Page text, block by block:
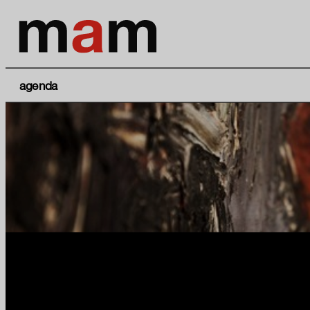
agenda